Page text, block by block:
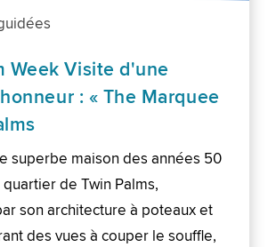
Week Visite d'une
: « The Marquee
superbe maison des années 50
de Twin Palms,
son architecture à poteaux et
des vues à couper le souffle,